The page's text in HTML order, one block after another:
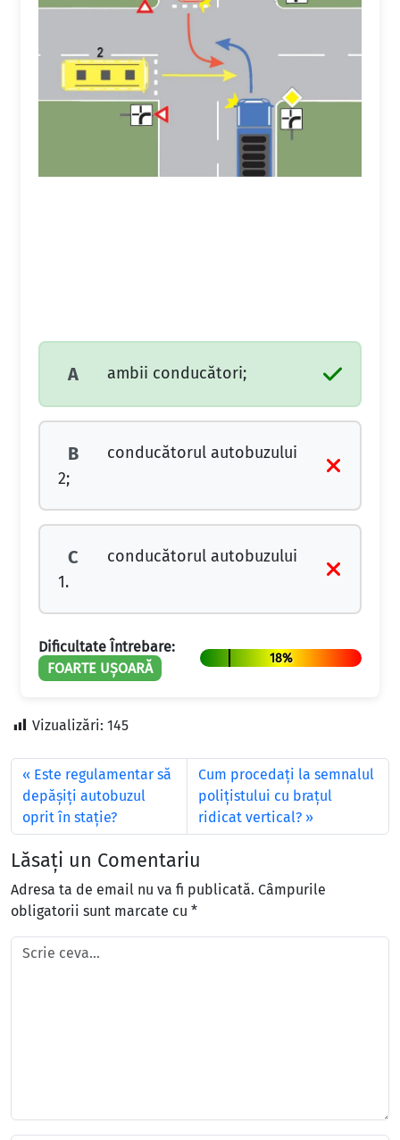
A ambii conducători;
B
conducătorul autobuzului
2;
C
conducătorul autobuzului
1.
Dificultate Întrebare:
FOARTE UȘOARĂ
18%
Vizualizări: 145
Este regulamentar să
depășiți autobuzul
oprit în stație?
Cum procedaţi la semnalul
poliţistului cu braţul
ridicat vertical?
Lăsați un Comentariu
Adresa ta de email nu va fi publicată. Câmpurile
obligatorii sunt marcate cu *